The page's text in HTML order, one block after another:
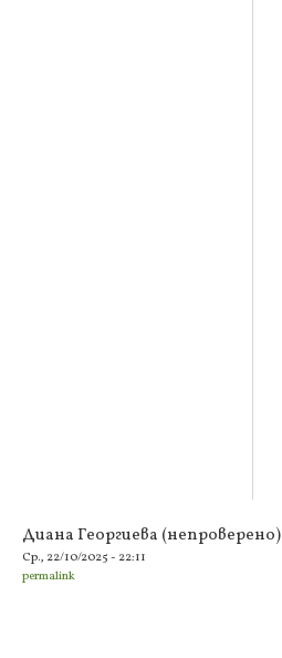
Диана Георгиева (непроверено)
Ср., 22/10/2025 - 22:11
permalink